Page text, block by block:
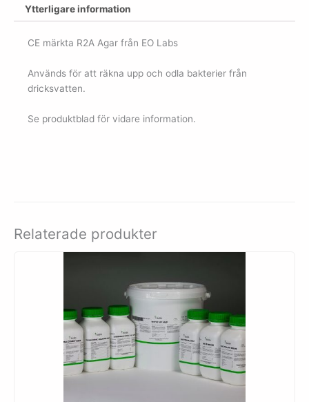
Ytterligare information
CE märkta R2A Agar från EO Labs
Används för att räkna upp och odla bakterier från
dricksvatten.
Se produktblad för vidare information.
Relaterade produkter